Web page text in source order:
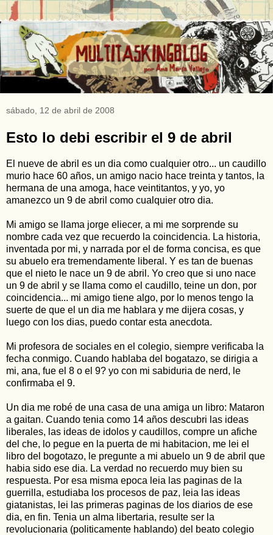
sábado, 12 de abril de 2008
Esto lo debi escribir el 9 de abril
El nueve de abril es un dia como cualquier otro... un caudillo
murio hace 60 años, un amigo nacio hace treinta y tantos, la
hermana de una amoga, hace veintitantos, y yo, yo
amanezco un 9 de abril como cualquier otro dia.
Mi amigo se llama jorge eliecer, a mi me sorprende su
nombre cada vez que recuerdo la coincidencia. La historia,
inventada por mi, y narrada por el de forma concisa, es que
su abuelo era tremendamente liberal. Y es tan de buenas
que el nieto le nace un 9 de abril. Yo creo que si uno nace
un 9 de abril y se llama como el caudillo, teine un don, por
coincidencia... mi amigo tiene algo, por lo menos tengo la
suerte de que el un dia me hablara y me dijera cosas, y
luego con los dias, puedo contar esta anecdota.
Mi profesora de sociales en el colegio, siempre verificaba la
fecha conmigo. Cuando hablaba del bogatazo, se dirigia a
mi, ana, fue el 8 o el 9? yo con mi sabiduria de nerd, le
confirmaba el 9.
Un dia me robé de una casa de una amiga un libro: Mataron
a gaitan. Cuando tenia como 14 años descubri las ideas
liberales, las ideas de idolos y caudillos, compre un afiche
del che, lo pegue en la puerta de mi habitacion, me lei el
libro del bogotazo, le pregunte a mi abuelo un 9 de abril que
habia sido ese dia. La verdad no recuerdo muy bien su
respuesta. Por esa misma epoca leia las paginas de la
guerrilla, estudiaba los procesos de paz, leia las ideas
giatanistas, lei las primeras paginas de los diarios de ese
dia, en fin. Tenia un alma libertaria, resulte ser la
revolucionaria (politicamente hablando) del beato colegio